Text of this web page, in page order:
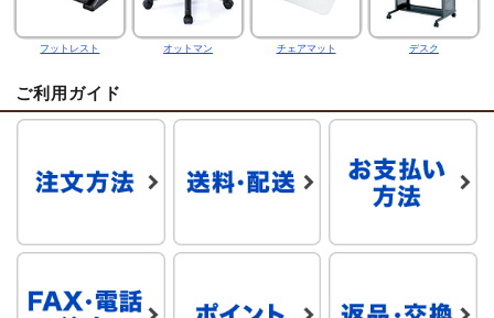
フットレスト オットマン チェアマット デスク
ご利用ガイド